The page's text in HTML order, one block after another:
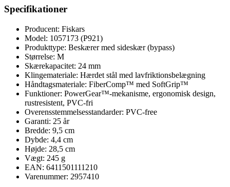
Specifikationer
Producent: Fiskars
Model: 1057173 (P921)
Produkttype: Beskærer med sideskær (bypass)
Størrelse: M
Skærekapacitet: 24 mm
Klingemateriale: Hærdet stål med lavfriktionsbelægning
Håndtagsmateriale: FiberComp™ med SoftGrip™
Funktioner: PowerGear™-mekanisme, ergonomisk design,
rustresistent, PVC-fri
Overensstemmelsesstandarder: PVC-free
Garanti: 25 år
Bredde: 9,5 cm
Dybde: 4,4 cm
Højde: 28,5 cm
Vægt: 245 g
EAN: 6411501111210
Varenummer: 2957410